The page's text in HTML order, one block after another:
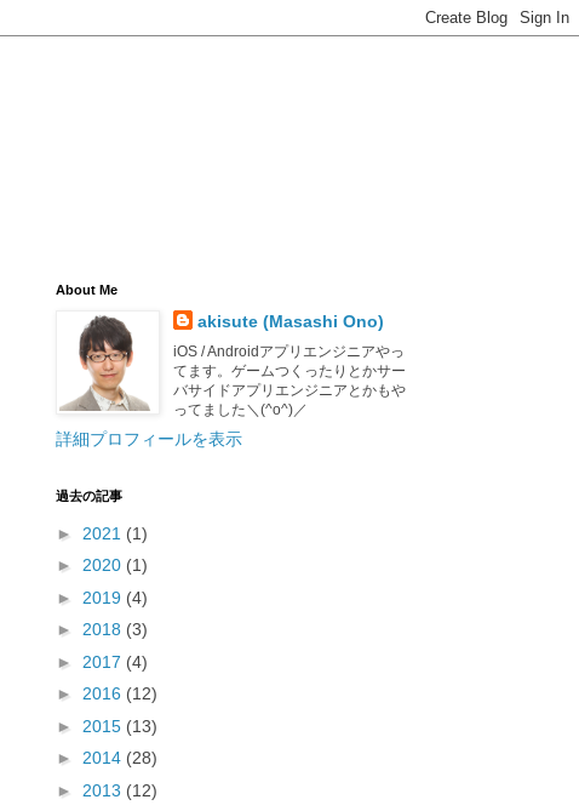
About Me
akisute (Masashi Ono)
iOS / Androidアプリエンジニアやっ
てます。ゲームつくったりとかサー
バサイドアプリエンジニアとかもや
ってました＼(^o^)／
詳細プロフィールを表示
過去の記事
► 2021 (1)
► 2020 (1)
► 2019 (4)
► 2018 (3)
► 2017 (4)
► 2016 (12)
► 2015 (13)
► 2014 (28)
► 2013 (12)